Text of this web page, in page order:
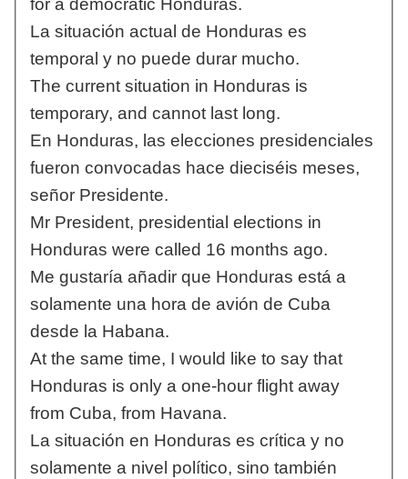
for a democratic Honduras.
La situación actual de Honduras es
temporal y no puede durar mucho.
The current situation in Honduras is
temporary, and cannot last long.
En Honduras, las elecciones presidenciales
fueron convocadas hace dieciséis meses,
señor Presidente.
Mr President, presidential elections in
Honduras were called 16 months ago.
Me gustaría añadir que Honduras está a
solamente una hora de avión de Cuba
desde la Habana.
At the same time, I would like to say that
Honduras is only a one-hour flight away
from Cuba, from Havana.
La situación en Honduras es crítica y no
solamente a nivel político, sino también